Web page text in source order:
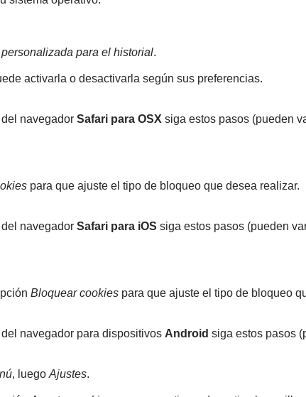
para el historial.
activarla o desactivarla según sus preferencias.
del navegador Safari para OSX siga estos pasos (pueden
para que ajuste el tipo de bloqueo que desea realizar.
del navegador Safari para iOS siga estos pasos (pueden
Bloquear cookies para que ajuste el tipo de bloqueo
del navegador para dispositivos Android siga estos pasos
, luego Ajustes.